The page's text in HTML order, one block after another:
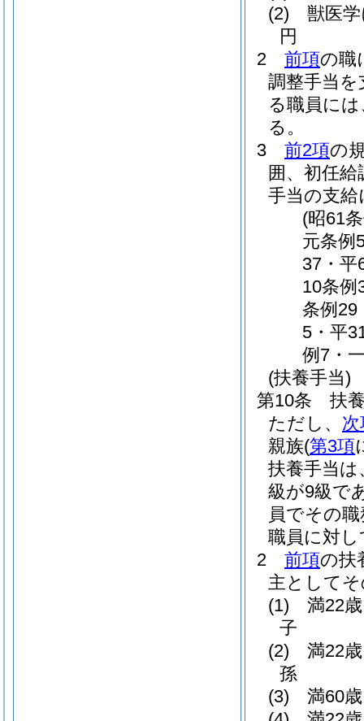
(2)
獣医
円
2
前項の職
調整手当
る職員には
る。
3
前2項の
囲、初任
手当の支
(昭61
元条例
37・平
10条例
条例29
5・平
例7・
(扶養手当)
第10条
扶
ただし、
親族(第3項
扶養手当
級が9級で
員でその
職員に対
2
前項の扶
主として
(1)
満22
子
(2)
満22
孫
(3)
満60